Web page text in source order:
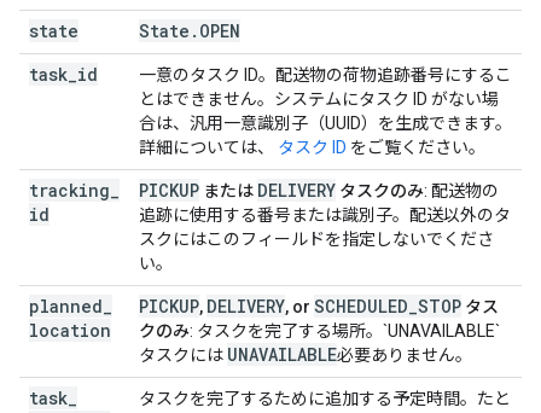
state
State . OPEN
task id
一意のタスク ID。配送物の荷物追跡番号にするこ
とはできません。システムにタスク ID がない場
合は、汎用一意識別子（UUID）を生成できます。
詳細については、 タスク ID をご覧ください。
tracking
id
PICKUP または DELIVERY タスクのみ: 配送物の
追跡に使用する番号または識別子。配送以外のタ
スクにはこのフィールドを指定しないでくださ
い。
planned
location
PICKUP, DELIVERY, or SCHEDULED_STOP タス
クのみ: タスクを完了する場所。`UNAVAILABLE`
タスクには UNAVAILABLE必要ありません。
task タスクを完了するために追加する予定時間。たと